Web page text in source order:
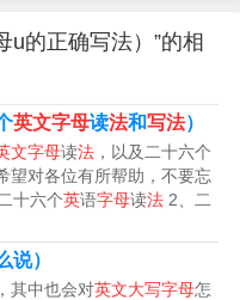
U、V、W、X、Y、Z。
d、e、f、g、h、i、j、
u、v、w、x、y、z。
u的正确写法）”的相
英文字母读法和写法）
文字母读法 ，以及二十六个
望对各位有所帮助，不要忘
十六个英语字母读法 2、二
说）
其中也会对英文大写字母怎